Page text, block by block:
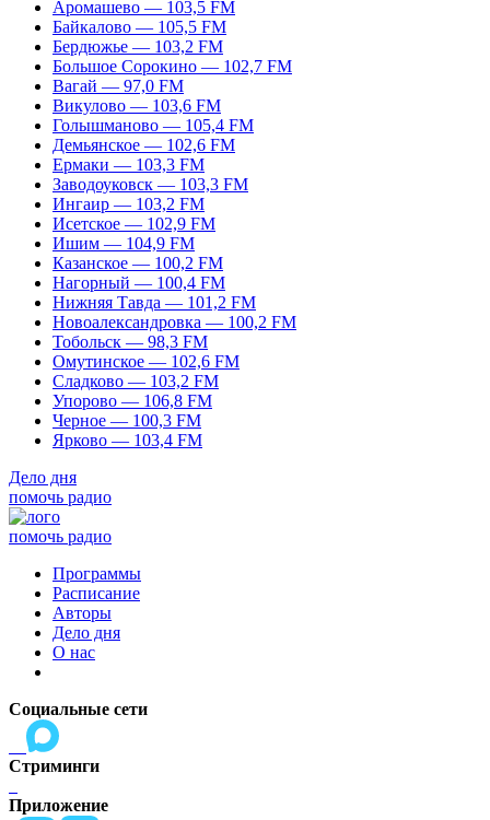
Аромашево — 103,5 FM
Байкалово — 105,5 FM
Бердюжье — 103,2 FM
Большое Сорокино — 102,7 FM
Вагай — 97,0 FM
Викулово — 103,6 FM
Голышманово — 105,4 FM
Демьянское — 102,6 FM
Ермаки — 103,3 FM
Заводоуковск — 103,3 FM
Ингаир — 103,2 FM
Исетское — 102,9 FM
Ишим — 104,9 FM
Казанское — 100,2 FM
Нагорный — 100,4 FM
Нижняя Тавда — 101,2 FM
Новоалександровка — 100,2 FM
Тобольск — 98,3 FM
Омутинское — 102,6 FM
Сладково — 103,2 FM
Упорово — 106,8 FM
Черное — 100,3 FM
Ярково — 103,4 FM
Дело дня
помочь радио
помочь радио
Программы
Расписание
Авторы
Дело дня
О нас
Социальные сети
Стриминги
Приложение